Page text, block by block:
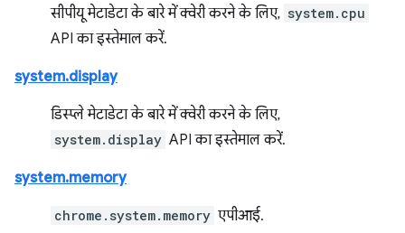
सीपीयू मेटाडेटा के बारे में क्वेरी करने के लिए, system.cpu
API का इस्तेमाल करें.
system.display
डिस्प्ले मेटाडेटा के बारे में क्वेरी करने के लिए,
system.display API का इस्तेमाल करें.
system.memory
chrome.system.memory एपीआई.